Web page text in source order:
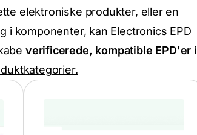
elektroniske produkter, eller en
i komponenter, kan Electronics EPD
verificerede, kompatible EPD'er i